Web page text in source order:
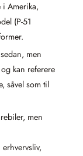
i Amerika,
(P-51
men
kan referere
såvel som til
men